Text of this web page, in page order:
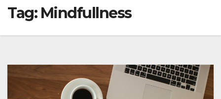
Tag: Mindfullness